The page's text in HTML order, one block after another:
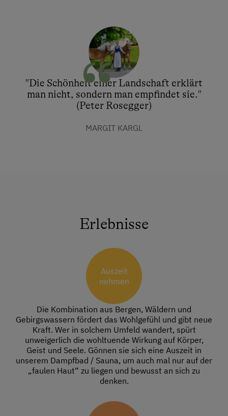
"Die Schönheit einer Landschaft erklärt
man nicht, sondern man empfindet sie."
(Peter Rosegger)
MARGIT KARGL
Erlebnisse
Auszeit
nehmen
Die Kombination aus Bergen, Wäldern und
Gebirgswassern fördert das Wohlgefühl und gibt neue
Kraft. Wer in solchem Umfeld wandert, spürt
unweigerlich die wohltuende Wirkung auf Körper,
Geist und Seele. Gönnen sie sich eine Auszeit in
unserem Dampfbad / Sauna, um auch mal nur auf der
„faulen Haut“ zu liegen und bewusst an sich zu
denken.